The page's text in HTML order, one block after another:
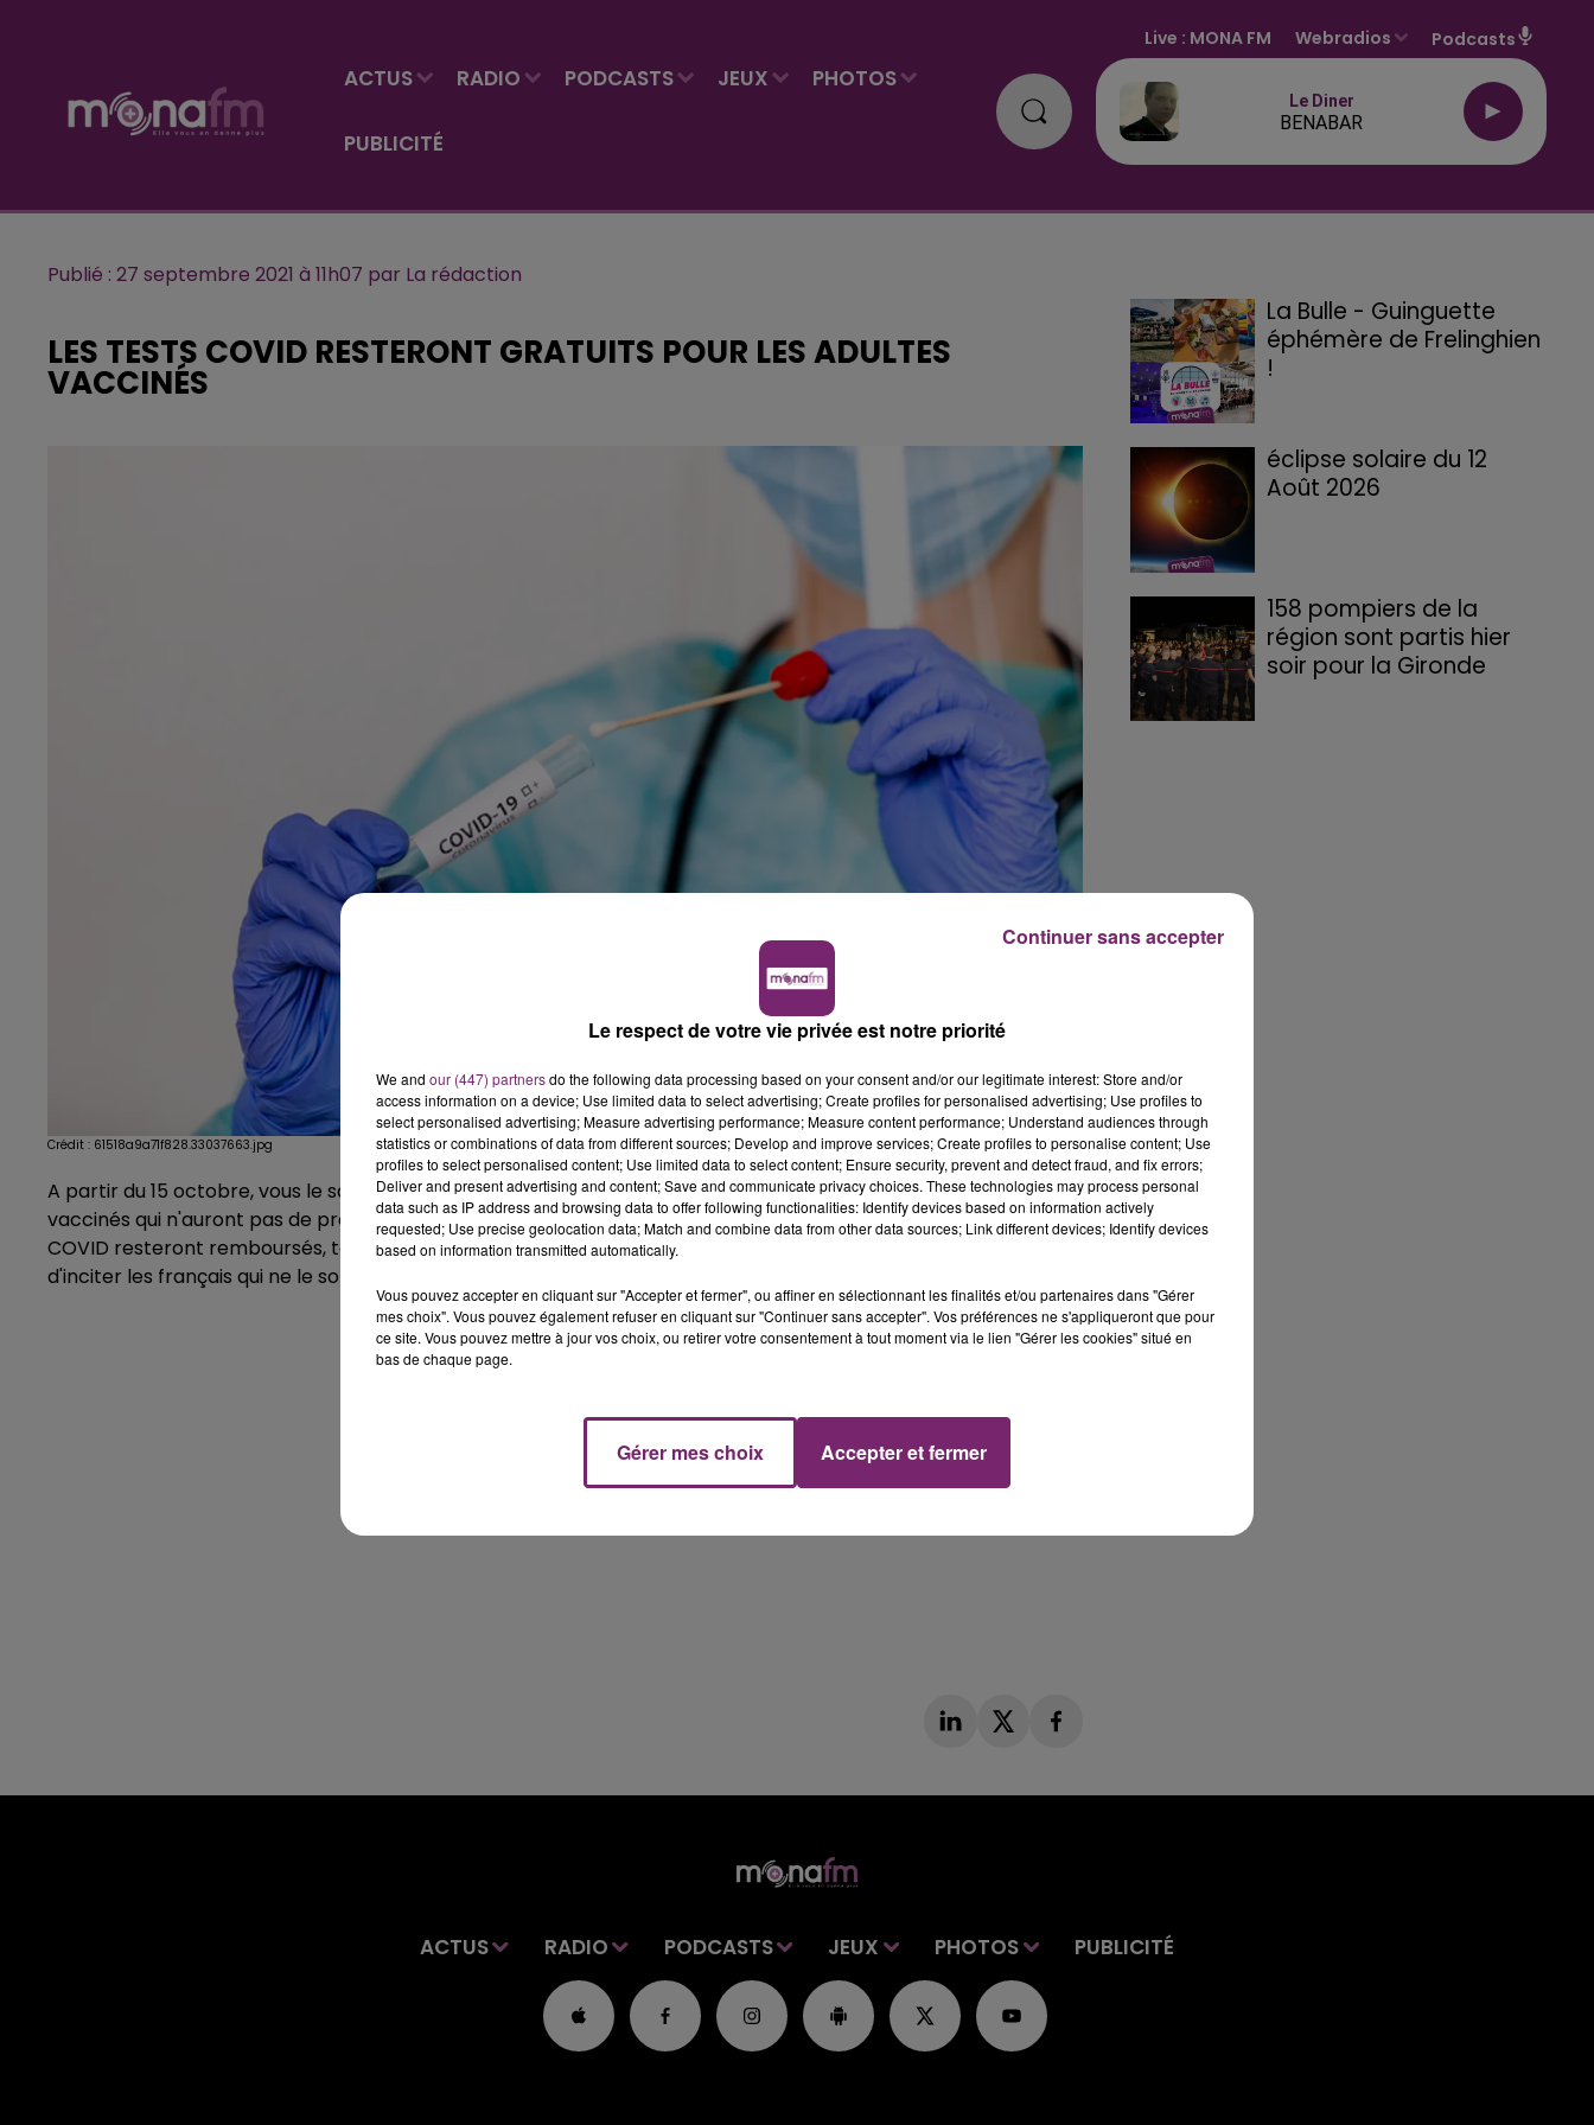
ACTUS RADIO PODCASTS JEUX PHOTOS
PUBLICITÉ
Live : MONA FM Webradios Podcasts
Le Diner
BENABAR
Publié : 27 septembre 2021 à 11h07 par La rédaction
LES TESTS COVID RESTERONT GRATUITS POUR LES ADULTES
VACCINÉS
Crédit : 61518a9a71f828.33037663.jpg
A partir du 15 octobre, vous le savez, les tests PCR deviendront payants… seulement pour les adultes non
vaccinés qui n'auront pas de prescription médicale. En revanche, pour les adultes qui sont vaccinés, les tests
COVID resteront remboursés, tout comme pour les mineurs ! C'est donc, la fin des tests de confort. L'idée, c'est
d'inciter les français qui ne le sont pas encore, à se faire vacciner contre le coronavirus.
La Bulle - Guinguette
éphémère de Frelinghien
!
éclipse solaire du 12
Août 2026
158 pompiers de la
région sont partis hier
soir pour la Gironde
ACTUS RADIO PODCASTS JEUX PHOTOS PUBLICITÉ
Le respect de votre vie privée est notre priorité
We and our (447) partnersdo the following data processing based on your consent and/or our legitimate interest: Store and/or
access information on a device; Use limited data to select advertising; Create profiles for personalised advertising; Use profiles to
select personalised advertising; Measure advertising performance; Measure content performance; Understand audiences through
statistics or combinations of data from different sources; Develop and improve services; Create profiles to personalise content; Use
profiles to select personalised content; Use limited data to select content; Ensure security, prevent and detect fraud, and fix errors;
Deliver and present advertising and content; Save and communicate privacy choices. These technologies may process personal
data such as IP address and browsing data to offer following functionalities: Identify devices based on information actively
requested; Use precise geolocation data; Match and combine data from other data sources; Link different devices; Identify devices
based on information transmitted automatically.
Vous pouvez accepter en cliquant sur "Accepter et fermer", ou affiner en sélectionnant les finalités et/ou partenaires dans "Gérer
mes choix". Vous pouvez également refuser en cliquant sur "Continuer sans accepter". Vos préférences ne s'appliqueront que pour
ce site. Vous pouvez mettre à jour vos choix, ou retirer votre consentement à tout moment via le lien "Gérer les cookies" situé en
bas de chaque page.
Gérer mes choix Accepter et fermer
Continuer sans accepter